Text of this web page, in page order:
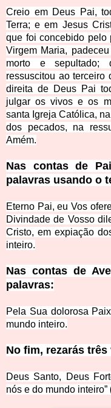
Creio em Deus Pai,
Terra; e em Jesus
que foi concebido pelo
Virgem Maria,
morto e sepultado;
ressuscitou ao terceiro
direita de Deus Pai
julgar os vivos e os
santa Igreja Católica,
dos pecados, na
Amém.
Nas contas de
palavras usando o
Eterno Pai, eu Vos
Divindade de Vosso
Cristo, em expiação
inteiro.
Nas contas de
palavras:
Pela Sua dolorosa
mundo inteiro.
No fim, rezarás
Deus Santo, Deus
nós e do mundo inteiro”